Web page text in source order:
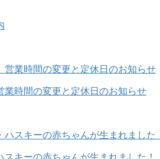
時間の変更と定休日のお知らせ
スキーの赤ちゃんが生まれました！